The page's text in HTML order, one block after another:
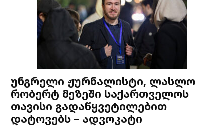
უნგრელი ჟურნალისტი, ლასლო
რობერტ მეზეში საქართველოს
თავისი გადაწყვეტილებით
დატოვებს – ადვოკატი